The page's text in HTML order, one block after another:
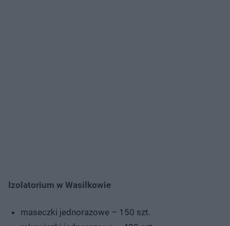
Izolatorium w Wasilkowie
maseczki jednorazowe – 150 szt.